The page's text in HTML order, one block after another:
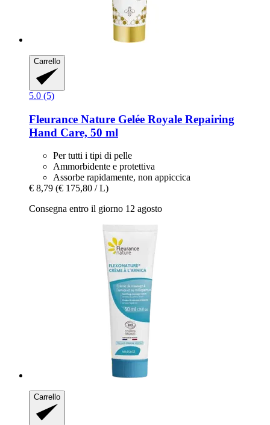
Carrello
5.0 (5)
Fleurance Nature Gelée Royale Repairing
Hand Care, 50 ml
Per tutti i tipi di pelle
Ammorbidente e protettiva
Assorbe rapidamente, non appiccica
€ 8,79 (€ 175,80 / L)
Consegna entro il giorno 12 agosto
Carrello